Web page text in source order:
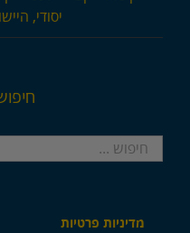
יסודי,
חיפוש...
מדיניות פרטיות